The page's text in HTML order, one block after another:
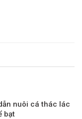
nuôi cá thác lác
bạt